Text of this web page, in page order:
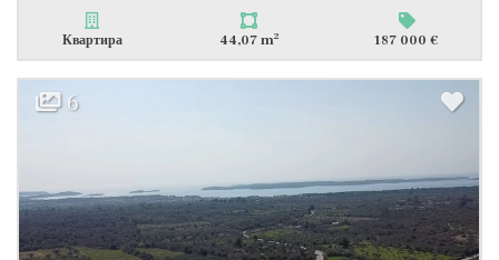
Квартира 44,07 m2 187 000 €
6